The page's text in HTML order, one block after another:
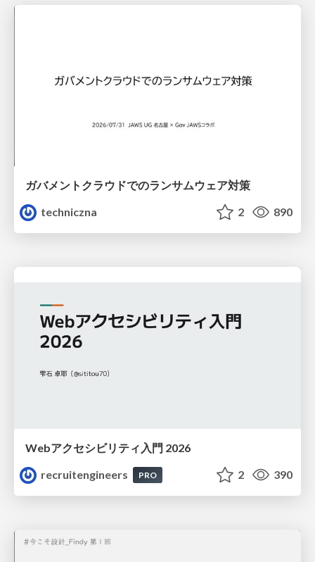
ガバメントクラウドでのランサムウェア対策
techniczna
2 890
Webアクセシビリティ入門 2026
recruitengineers
PRO 2 390